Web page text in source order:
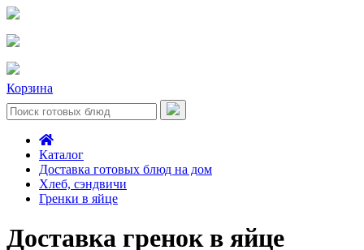
Корзина
Каталог
Доставка готовых блюд на дом
Хлеб, сэндвичи
Гренки в яйце
Доставка гренок в яйце